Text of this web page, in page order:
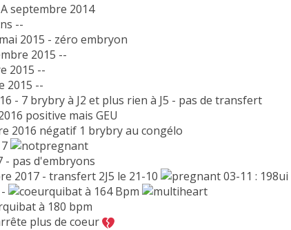
septembre 2014
--
2015 - zéro embryon
2015 --
2015 --
2015 --
- 7 brybry à J2 et plus rien à J5 - pas de transfert
positive mais GEU
2016 négatif 1 brybry au congélo
- pas d'embryons
2017 - transfert 2J5 le 21-10
03-11 :
à 164 Bpm
à 180 bpm
plus de coeur